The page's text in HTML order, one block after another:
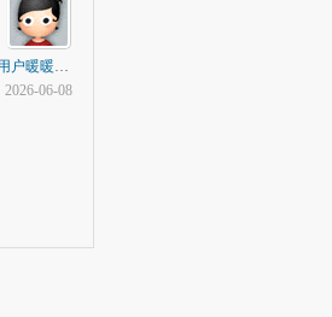
用户暖暖在隔壁
2026-06-08